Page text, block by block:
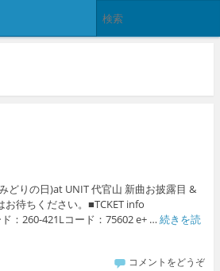
どりの日)at UNIT 代官山 新曲お披露目 &
お待ちください。■TCKET info
：260-421Lコード：75602 e+ … 続きを読
コメントをどうぞ